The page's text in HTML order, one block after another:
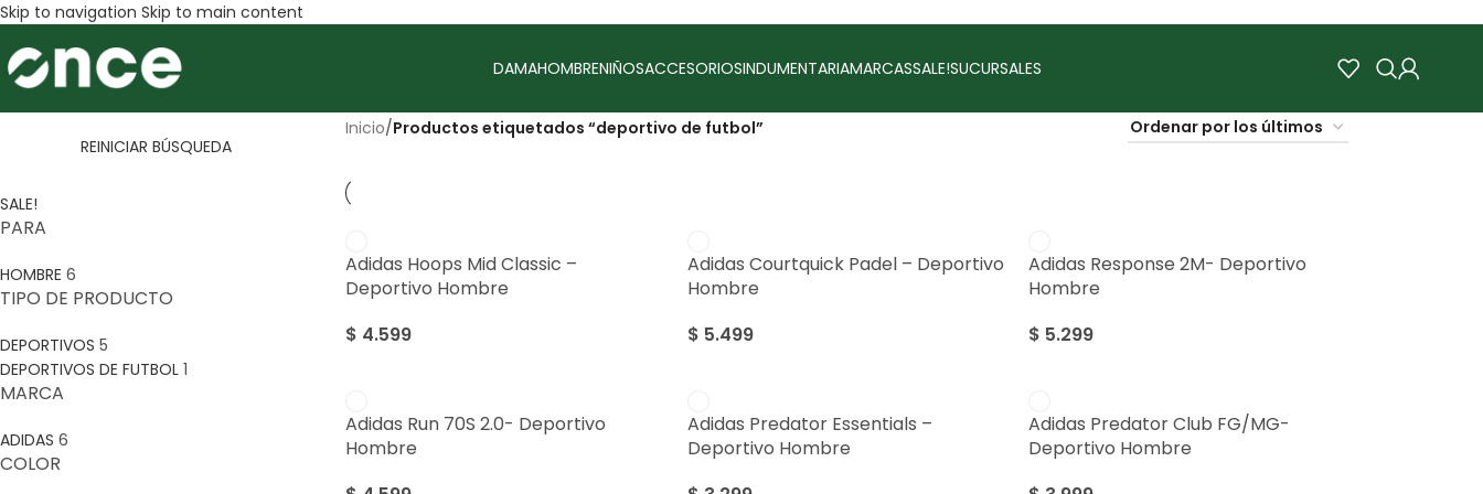
Skip to navigation Skip to main content
DAMAHOMBRENIÑOSACCESORIOSINDUMENTARIAMARCASSALE!SUCURSALES
REINICIAR BÚSQUEDA
SALE!
PARA
HOMBRE 6
TIPO DE PRODUCTO
DEPORTIVOS 5
DEPORTIVOS DE FUTBOL 1
MARCA
ADIDAS 6
COLOR
Inicio/Productos etiquetados “deportivo de futbol”
Adidas Hoops Mid Classic –
Deportivo Hombre
$ 4.599
Adidas Courtquick Padel – Deportivo
Hombre
$ 5.499
Adidas Response 2M- Deportivo
Hombre
$ 5.299
Adidas Run 70S 2.0- Deportivo
Hombre
Adidas Predator Essentials –
Deportivo Hombre
Adidas Predator Club FG/MG-
Deportivo Hombre